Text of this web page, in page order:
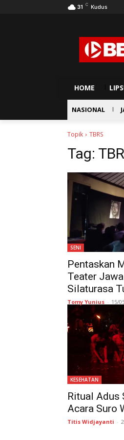
31 C Kudus
HOME
NASIONAL
Topik TBRS
Tag:
SENI
Pentaskan
Teater
Silaturasa
Tomy Yunius - 15/
KESEHATAN
Ritual Adus
Acara Suro
Titis Widjayanti -